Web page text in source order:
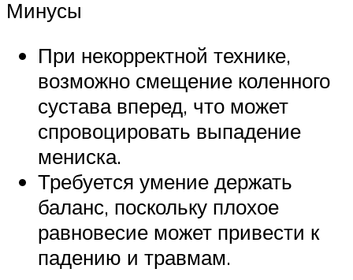
Минусы
При некорректной технике,
возможно смещение коленного
сустава вперед, что может
спровоцировать выпадение
мениска.
Требуется умение держать
баланс, поскольку плохое
равновесие может привести к
падению и травмам.